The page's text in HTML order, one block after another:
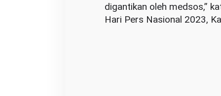
digantikan oleh medsos,”
Hari Pers Nasional 2023,